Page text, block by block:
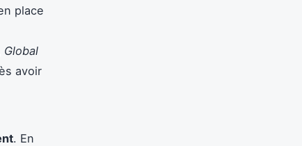
place
Global
avoir
. En